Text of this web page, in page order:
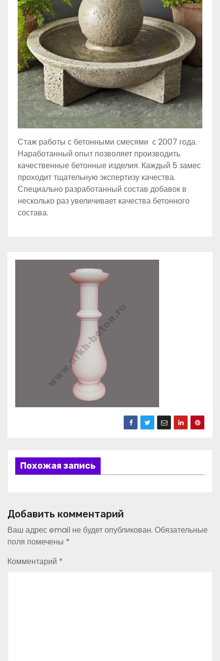
Стаж работы с бетонными смесями с 2007 года.
Наработанный опыт позволяет производить
качественные бетонные изделия. Каждый 5 замес
проходит тщательную экспертизу качества.
Специально разработанный состав добавок в
несколько раз увеличивает качества бетонного
состава.
Похожая запись
Добавить комментарий
Ваш адрес email не будет опубликован. Обязательные
поля помечены *
Комментарий *